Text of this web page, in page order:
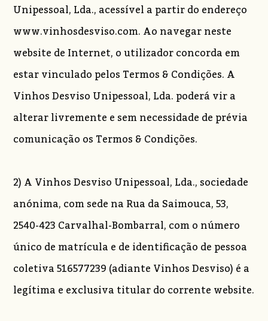
Unipessoal, Lda., acessível a partir do endereço
www.vinhosdesviso.com. Ao navegar neste
website de Internet, o utilizador concorda em
estar vinculado pelos Termos & Condições. A
Vinhos Desviso Unipessoal, Lda. poderá vir a
alterar livremente e sem necessidade de prévia
comunicação os Termos & Condições.
2) A Vinhos Desviso Unipessoal, Lda., sociedade
anónima, com sede na Rua da Saimouca, 53,
2540-423 Carvalhal-Bombarral, com o número
único de matrícula e de identificação de pessoa
coletiva 516577239 (adiante Vinhos Desviso) é a
legítima e exclusiva titular do corrente website.